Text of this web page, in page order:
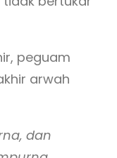
peguam
arwah
dan